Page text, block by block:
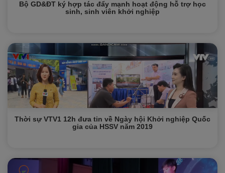
Bộ GD&ĐT ký hợp tác đẩy mạnh hoạt động hỗ trợ học
sinh, sinh viên khởi nghiệp
Thời sự VTV1 12h đưa tin về Ngày hội Khởi nghiệp Quốc
gia của HSSV năm 2019